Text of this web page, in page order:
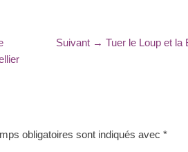
Suivant → Article
Tuer le Loup et la
obligatoires sont indiqués avec *